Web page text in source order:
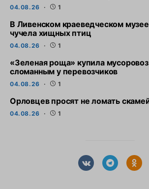
04.08.26 1
В Ливенском краеведческом
чучела хищных птиц
04.08.26 1
«Зеленая роща» купила
сломанным у перевозчиков
04.08.26 1
Орловцев просят не ломать
04.08.26 1